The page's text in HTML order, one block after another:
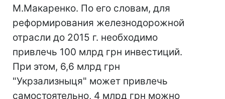
М.Макаренко. По его словам, для
реформирования железнодорожной
отрасли до 2015 г. необходимо
привлечь 100 млрд грн инвестиций.
При этом, 6,6 млрд грн
"Укрзализныця" может привлечь
самостоятельно, 4 млрд грн можно